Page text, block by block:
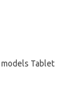
Tablet